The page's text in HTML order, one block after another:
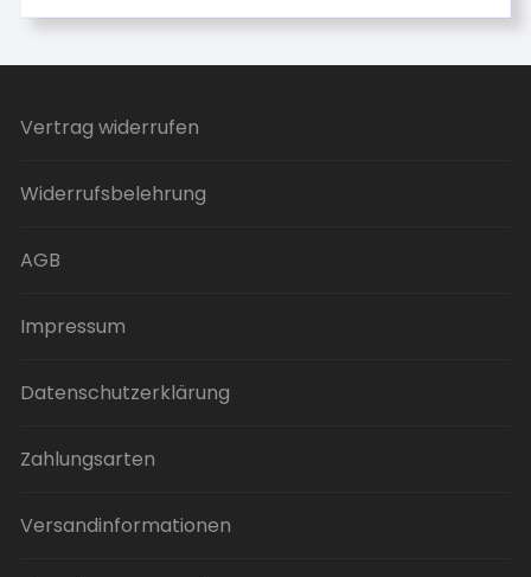
Vertrag widerrufen
Widerrufsbelehrung
AGB
Impressum
Datenschutzerklärung
Zahlungsarten
Versandinformationen